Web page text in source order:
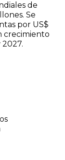
de
Se
por US$
crecimiento